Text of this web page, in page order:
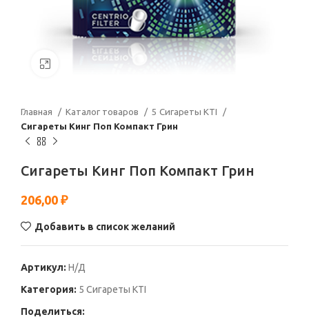
Главная Каталог товаров
5 Сигареты KTI
Сигареты Кинг Поп Компакт Грин
Сигареты Кинг Поп Компакт Грин
206,00 ₽
Добавить в список желаний
Артикул: Н/Д
Категория: 5 Сигареты KTI
Поделиться: